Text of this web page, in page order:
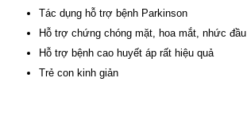
Tác dụng hỗ trợ bệnh Parkinson
Hỗ trợ chứng chóng mặt, hoa mắt, nhức đầu
Hỗ trợ bệnh cao huyết áp rất hiệu quả
Trẻ con kinh giản